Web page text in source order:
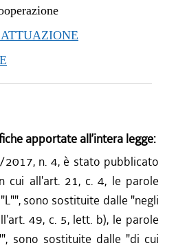
apportate all’intera legge:
2017, n. 4, è stato pubblicato
cui all'art. 21, c. 4, le parole
sono sostituite dalle "negli
49, c. 5, lett. b), le parole
sono sostituite dalle "di cui